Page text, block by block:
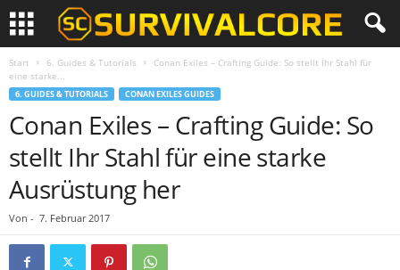
Start 6. Guides & Tutorials
Conan Exiles – Crafting Guide: So stellt Ihr Stahl für
eine starke...
6. GUIDES & TUTORIALS CONAN EXILES GUIDES
Conan Exiles – Crafting Guide: So
stellt Ihr Stahl für eine starke
Ausrüstung her
Von - 7. Februar 2017